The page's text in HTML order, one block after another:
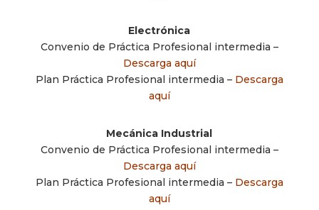
Electrónica
Convenio de Práctica Profesional intermedia –
Descarga aquí
Plan Práctica Profesional intermedia – Descarga
aquí
Mecánica Industrial
Convenio de Práctica Profesional intermedia –
Descarga aquí
Plan Práctica Profesional intermedia – Descarga
aquí